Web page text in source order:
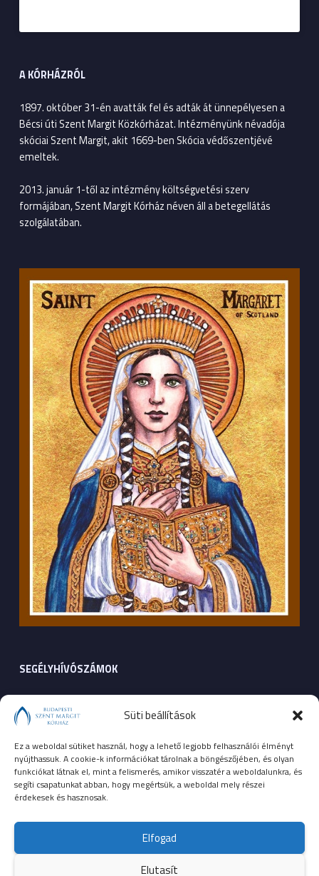
Süti beállítások
Ez a weboldal sütiket használ, hogy a lehető legjobb felhasználói élményt
nyújthassuk. A cookie-k információkat tárolnak a böngészőjében, és olyan
funkciókat látnak el, mint a felismerés, amikor visszatér a weboldalunkra, és
segíti csapatunkat abban, hogy megértsük, a weboldal mely részei
érdekesek és hasznosak.
Elfogad
Elutasít
A KÓRHÁZRÓL
1897. október 31-én avatták fel és adták át ünnepélyesen a
Bécsi úti Szent Margit Közkórházat. Intézményünk névadója
skóciai Szent Margit, akit 1669-ben Skócia védőszentjévé
emeltek.
2013. január 1-től az intézmény költségvetési szerv
formájában, Szent Margit Kórház néven áll a betegellátás
szolgálatában.
SEGÉLYHÍVÓSZÁMOK
107rendőrség
112egységes európai segélyhívószám
© 2023 Budapesti Szent Margit Kórház